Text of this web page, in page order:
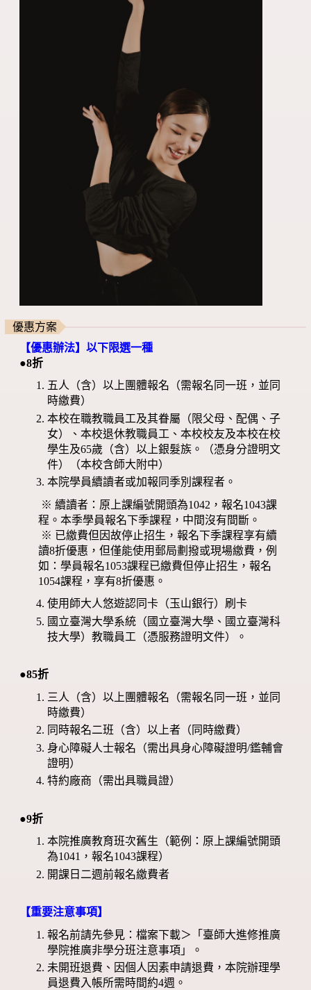
優惠方案
【優惠辦法】以下限選一種
●8折
五人（含）以上團體報名（需報名同一班，並同
時繳費）
本校在職教職員工及其眷屬（限父母、配偶、子
女）、本校退休教職員工、本校校友及本校在校
學生及65歲（含）以上銀髮族。（憑身分證明文
件）（本校含師大附中）
本院學員續讀者或加報同季別課程者。
※ 續讀者：原上課編號開頭為1042，報名1043課
程。本季學員報名下季課程，中間沒有間斷。
※ 已繳費但因故停止招生，報名下季課程享有續
讀8折優惠，但僅能使用郵局劃撥或現場繳費，例
如：學員報名1053課程已繳費但停止招生，報名
1054課程，享有8折優惠。
使用師大人悠遊認同卡（玉山銀行）刷卡
國立臺灣大學系統（國立臺灣大學、國立臺灣科
技大學）教職員工（憑服務證明文件）。
●85折
三人（含）以上團體報名（需報名同一班，並同
時繳費）
同時報名二班（含）以上者（同時繳費）
身心障礙人士報名（需出具身心障礙證明/鑑輔會
證明）
特約廠商（需出具職員證）
●9折
本院推廣教育班次舊生（範例：原上課編號開頭
為1041，報名1043課程）
開課日二週前報名繳費者
【重要注意事項】
報名前請先參見：檔案下載＞「臺師大進修推廣
學院推廣非學分班注意事項」。
未開班退費、因個人因素申請退費，本院辦理學
員退費入帳所需時間約4週。